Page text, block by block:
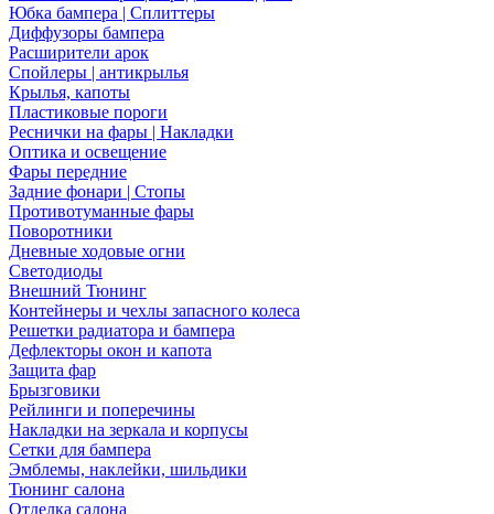
Юбка бампера | Сплиттеры
Диффузоры бампера
Расширители арок
Спойлеры | антикрылья
Крылья, капоты
Пластиковые пороги
Реснички на фары | Накладки
Оптика и освещение
Фары передние
Задние фонари | Стопы
Противотуманные фары
Поворотники
Дневные ходовые огни
Светодиоды
Внешний Тюнинг
Контейнеры и чехлы запасного колеса
Решетки радиатора и бампера
Дефлекторы окон и капота
Защита фар
Брызговики
Рейлинги и поперечины
Накладки на зеркала и корпусы
Сетки для бампера
Эмблемы, наклейки, шильдики
Тюнинг салона
Отделка салона